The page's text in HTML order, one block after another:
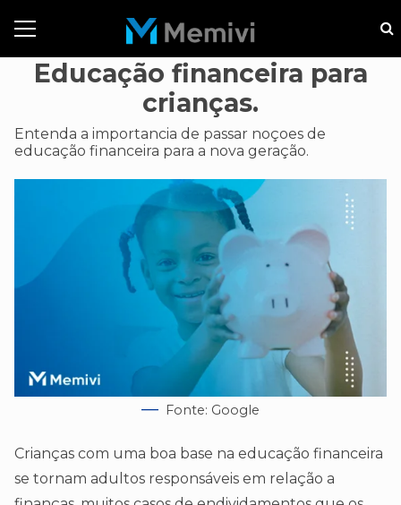
Educação financeira para
crianças.
Entenda a importancia de passar noçoes de
educação financeira para a nova geração.
Fonte: Google
Crianças com uma boa base na educação financeira
se tornam adultos responsáveis em relação a